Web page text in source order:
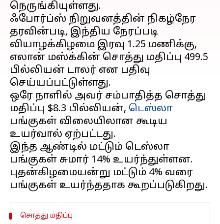
நெருங்கியுள்ளது.
ஃபோர்ப்ஸ் நிறுவனத்தின் நிகழ்நேர
தரவின்படி, இந்திய நேரப்படி
வியாழக்கிழமை இரவு 1.25 மணிக்கு,
எலான் மஸ்க்கின் சொத்து மதிப்பு 499.5
பில்லியன் டாலர் என பதிவு
செய்யப்பட்டுள்ளது.
ஒரே நாளில் அவர் சம்பாதித்த சொத்து
மதிப்பு $8.3 பில்லியன், டெஸ்லா
பங்குகள் விலையிலான கூடிய
உயர்வால் ஏற்பட்டது.
இந்த ஆண்டில் மட்டும் டெஸ்லா
பங்குகள் சுமார் 14% உயர்ந்துள்ளன.
புதன்கிழமையன்று மட்டும் 4% வரை
சொத்து மதிப்பு